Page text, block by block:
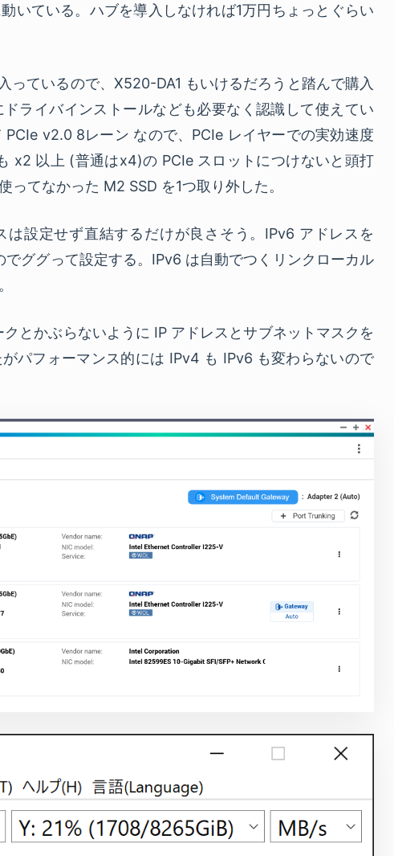
いている。ハブを導入しなければ1万円ちょっとぐらい
ているので、X520-DA1 もいけるだろうと踏んで購入
ライバインストールなども必要なく認識して使えてい
v2.0 8レーン なので、PCIe レイヤーでの実効速度
x2 以上 (普通はx4)の PCIe スロットにつけないと頭打
てなかった M2 SSD を1つ取り外した。
設定せず直結するだけが良さそう。IPv6 アドレスを
ググって設定する。IPv6 は自動でつくリンクローカル
とかぶらないように IP アドレスとサブネットマスクを
パフォーマンス的には IPv4 も IPv6 も変わらないので